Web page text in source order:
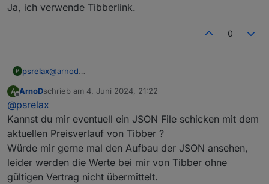
Ja, ich verwende Tibberlink.
0
P psrelax@arnod
Ja, ich verwende Tibberlink.
A
Offline
ArnoDschrieb am 4. Juni 2024, 21:22
zuletzt editiert von
@psrelax
Kannst du mir eventuell ein JSON File schicken mit dem
aktuellen Preisverlauf von Tibber ?
Würde mir gerne mal den Aufbau der JSON ansehen,
leider werden die Werte bei mir von Tibber ohne
gültigen Vertrag nicht übermittelt.